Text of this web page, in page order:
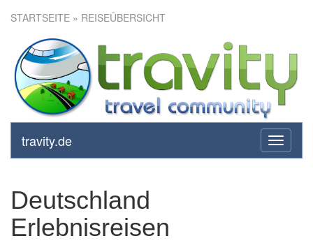
STARTSEITE » REISEÜBERSICHT
toggle
travity.de
Deutschland
Erlebnisreisen